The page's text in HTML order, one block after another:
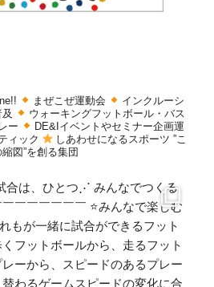
まぜこぜ運動会
インクルーシ
ウォーキングフットボール・バス
ー
DE&Iイベントやセミナー企画運
ィック しあわせになるスポーツ ”こ
図”を創る集団